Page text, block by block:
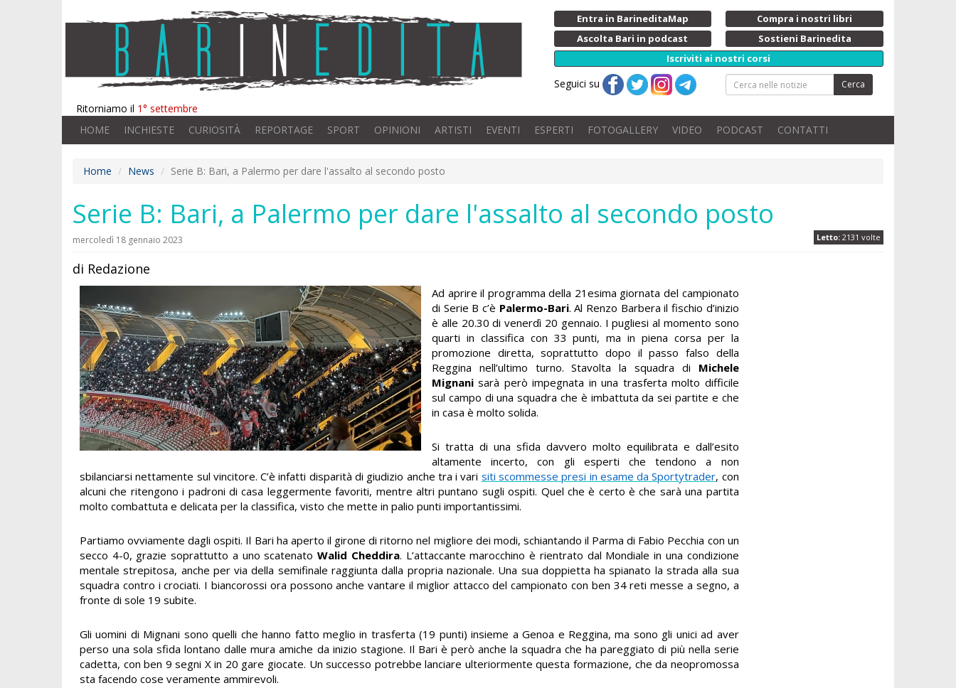
Ritorniamo il 1° settembre
Entra in BarineditaMap
Compra i nostri libri
Ascolta Bari in podcast
Sostieni Barinedita
Iscriviti ai nostri corsi
Seguici su Cerca
HOME INCHIESTE CURIOSITÀ REPORTAGE SPORT OPINIONI ARTISTI EVENTI ESPERTI FOTOGALLERY VIDEO PODCAST CONTATTI
Home News Serie B: Bari, a Palermo per dare l'assalto al secondo posto
Serie B: Bari, a Palermo per dare l'assalto al secondo posto
Letto: 2131 volte
mercoledì 18 gennaio 2023
di Redazione
Ad aprire il programma della 21esima giornata del campionato
di Serie B c’è Palermo-Bari. Al Renzo Barbera il fischio d’inizio
è alle 20.30 di venerdì 20 gennaio. I pugliesi al momento sono
quarti in classifica con 33 punti, ma in piena corsa per la
promozione diretta, soprattutto dopo il passo falso della
Reggina nell’ultimo turno. Stavolta la squadra di Michele
Mignani sarà però impegnata in una trasferta molto difficile
sul campo di una squadra che è imbattuta da sei partite e che
in casa è molto solida.
Si tratta di una sfida davvero molto equilibrata e dall’esito
altamente incerto, con gli esperti che tendono a non
sbilanciarsi nettamente sul vincitore. C’è infatti disparità di giudizio anche tra i vari siti scommesse presi in esame da Sportytrader, con
alcuni che ritengono i padroni di casa leggermente favoriti, mentre altri puntano sugli ospiti. Quel che è certo è che sarà una partita
molto combattuta e delicata per la classifica, visto che mette in palio punti importantissimi.
Partiamo ovviamente dagli ospiti. Il Bari ha aperto il girone di ritorno nel migliore dei modi, schiantando il Parma di Fabio Pecchia con un
secco 4-0, grazie soprattutto a uno scatenatoWalid Cheddira. L’attaccante marocchino è rientrato dal Mondiale in una condizione
mentale strepitosa, anche per via della semifinale raggiunta dalla propria nazionale. Una sua doppietta ha spianato la strada alla sua
squadra contro i crociati. I biancorossi ora possono anche vantare il miglior attacco del campionato con ben 34 reti messe a segno, a
fronte di sole 19 subite.
Gli uomini di Mignani sono quelli che hanno fatto meglio in trasferta (19 punti) insieme a Genoa e Reggina, ma sono gli unici ad aver
perso una sola sfida lontano dalle mura amiche da inizio stagione. Il Bari è però anche la squadra che ha pareggiato di più nella serie
cadetta, con ben 9 segni X in 20 gare giocate. Un successo potrebbe lanciare ulteriormente questa formazione, che da neopromossa
sta facendo cose veramente ammirevoli.